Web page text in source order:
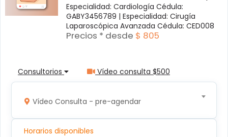
Especialidad: Cardiología Cédula:
GABY3456789 | Especialidad: Cirugía
Laparoscópica Avanzada Cédula: CED008
Precios * desde $ 805
Consultorios Vídeo consulta $500
Vídeo Consulta - pre-agendar
Horarios disponibles